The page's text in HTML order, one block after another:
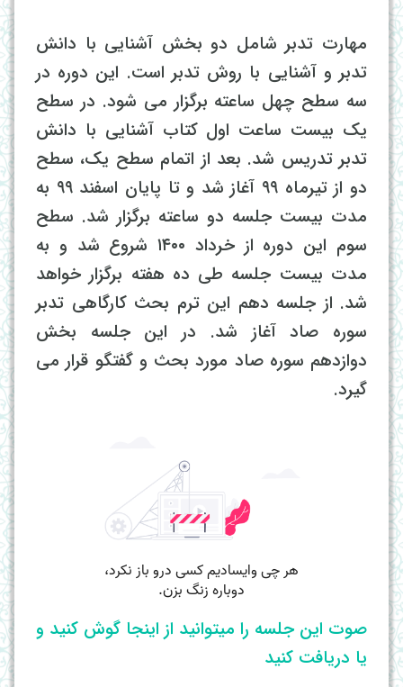
مهارت تدبر شامل دو بخش آشنایی با دانش
تدبر و آشنایی با روش تدبر است. این دوره در
سه سطح چهل ساعته برگزار می شود. در سطح
یک بیست ساعت اول کتاب آشنایی با دانش
تدبر تدریس شد. بعد از اتمام سطح یک، سطح
دو از تیرماه ۹۹ آغاز شد و تا پایان اسفند ۹۹ به
مدت بیست جلسه دو ساعته برگزار شد. سطح
سوم این دوره از خرداد ۱۴۰۰ شروع شد و به
مدت بیست جلسه طی ده هفته برگزار خواهد
شد. از جلسه دهم این ترم بحث کارگاهی تدبر
سوره صاد آغاز شد. در این جلسه بخش
دوازدهم سوره صاد مورد بحث و گفتگو قرار می
گیرد.
صوت این جلسه را میتوانید از اینجا گوش کنید و
یا دریافت کنید